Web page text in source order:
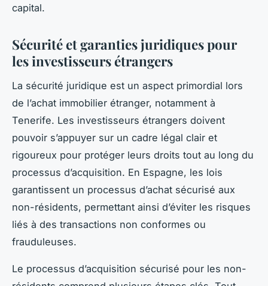
capital.
Sécurité et garanties juridiques pour
les investisseurs étrangers
La sécurité juridique est un aspect primordial lors
de l’achat immobilier étranger, notamment à
Tenerife. Les investisseurs étrangers doivent
pouvoir s’appuyer sur un cadre légal clair et
rigoureux pour protéger leurs droits tout au long du
processus d’acquisition. En Espagne, les lois
garantissent un processus d’achat sécurisé aux
non-résidents, permettant ainsi d’éviter les risques
liés à des transactions non conformes ou
frauduleuses.
Le processus d’acquisition sécurisé pour les non-